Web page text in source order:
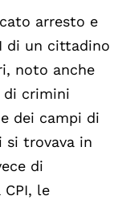
arresto e
di un cittadino
noto anche
di crimini
dei campi di
si trovava in
di
le